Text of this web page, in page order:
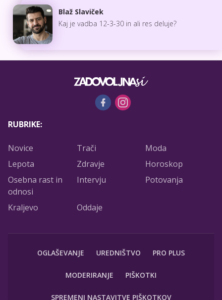
Blaž Slaviček
Kaj je vadba 12-3-30 in ali res deluje?
RUBRIKE:
Novice Trači
Moda
Lepota
Zdravje
Horoskop
Osebna rast in
odnosi
Intervju Potovanja
Kraljevo Oddaje
OGLAŠEVANJE UREDNIŠTVO PRO PLUS
MODERIRANJE PIŠKOTKI
SPREMENI NASTAVITVE PIŠKOTKOV